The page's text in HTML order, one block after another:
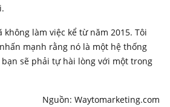
không làm việc kể từ năm 2015. Tôi
mạnh rằng nó là một hệ thống
sẽ phải tự hài lòng với một trong
Nguồn: Waytomarketing.com